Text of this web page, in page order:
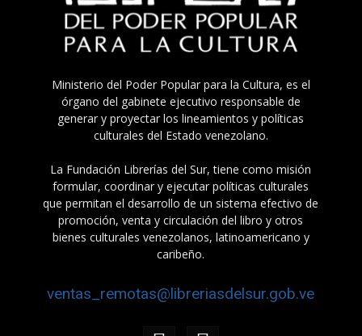
Ministerio del Poder Popular para la Cultura, es el
órgano del gabinete ejecutivo responsable de
generar y proyectar los lineamientos y políticas
culturales del Estado venezolano.
La Fundación Librerías del Sur, tiene como misión
formular, coordinar y ejecutar políticas culturales
que permitan el desarrollo de un sistema efectivo de
promoción, venta y circulación del libro y otros
bienes culturales venezolanos, latinoamericano y
caribeño.
ventas_remotas@libreriasdelsur.gob.ve